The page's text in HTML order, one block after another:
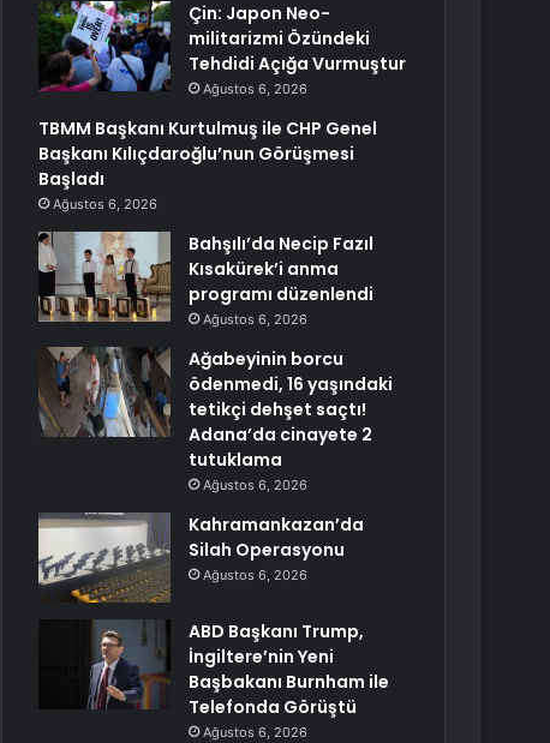
Çin: Japon Neo-
militarizmi Özündeki
Tehdidi Açığa Vurmuştur
Ağustos 6, 2026
TBMM Başkanı Kurtulmuş ile CHP Genel
Başkanı Kılıçdaroğlu’nun Görüşmesi
Başladı
Ağustos 6, 2026
Bahşılı’da Necip Fazıl
Kısakürek’i anma
programı düzenlendi
Ağustos 6, 2026
Ağabeyinin borcu
ödenmedi, 16 yaşındaki
tetikçi dehşet saçtı!
Adana’da cinayete 2
tutuklama
Ağustos 6, 2026
Kahramankazan’da
Silah Operasyonu
Ağustos 6, 2026
ABD Başkanı Trump,
İngiltere’nin Yeni
Başbakanı Burnham ile
Telefonda Görüştü
Ağustos 6, 2026